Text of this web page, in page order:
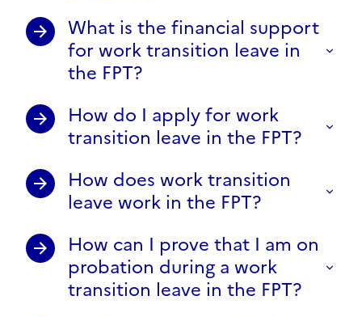
What is the financial support
for work transition leave in
the FPT?
How do I apply for work
transition leave in the FPT?
How does work transition
leave work in the FPT?
How can I prove that I am on
probation during a work
transition leave in the FPT?